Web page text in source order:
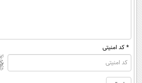
* کد امنیتی